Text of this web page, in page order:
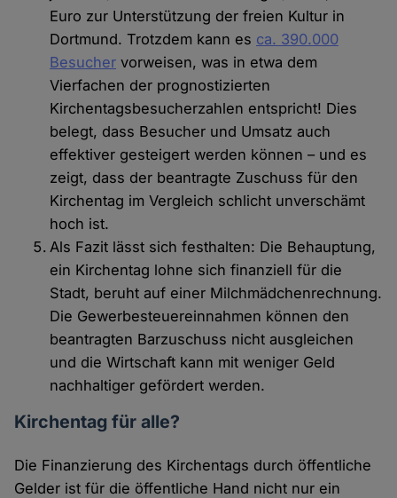
Euro zur Unterstützung der freien Kultur in
Dortmund. Trotzdem kann es ca. 390.000
Besucher vorweisen, was in etwa dem
Vierfachen der prognostizierten
Kirchentagsbesucherzahlen entspricht! Dies
belegt, dass Besucher und Umsatz auch
effektiver gesteigert werden können – und es
zeigt, dass der beantragte Zuschuss für den
Kirchentag im Vergleich schlicht unverschämt
hoch ist.
Als Fazit lässt sich festhalten: Die Behauptung,
ein Kirchentag lohne sich finanziell für die
Stadt, beruht auf einer Milchmädchenrechnung.
Die Gewerbesteuereinnahmen können den
beantragten Barzuschuss nicht ausgleichen
und die Wirtschaft kann mit weniger Geld
nachhaltiger gefördert werden.
Kirchentag für alle?
Die Finanzierung des Kirchentags durch öffentliche
Gelder ist für die öffentliche Hand nicht nur ein